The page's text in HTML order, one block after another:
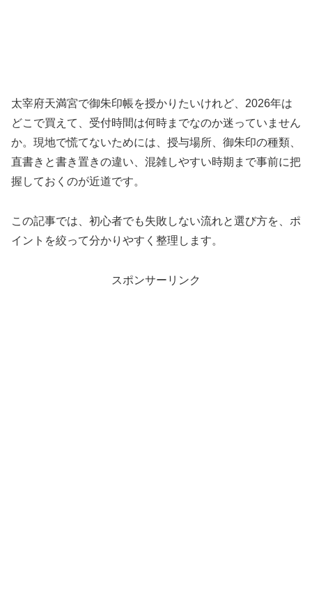
太宰府天満宮で御朱印帳を授かりたいけれど、2026年は
どこで買えて、受付時間は何時までなのか迷っていません
か。現地で慌てないためには、授与場所、御朱印の種類、
直書きと書き置きの違い、混雑しやすい時期まで事前に把
握しておくのが近道です。
この記事では、初心者でも失敗しない流れと選び方を、ポ
イントを絞って分かりやすく整理します。
スポンサーリンク